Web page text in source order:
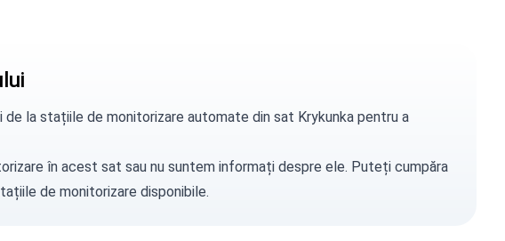
la stațiile de monitorizare automate din sat Krykunka pentru a
în acest sat sau nu suntem informați despre ele. Puteți cumpăra
de monitorizare disponibile.